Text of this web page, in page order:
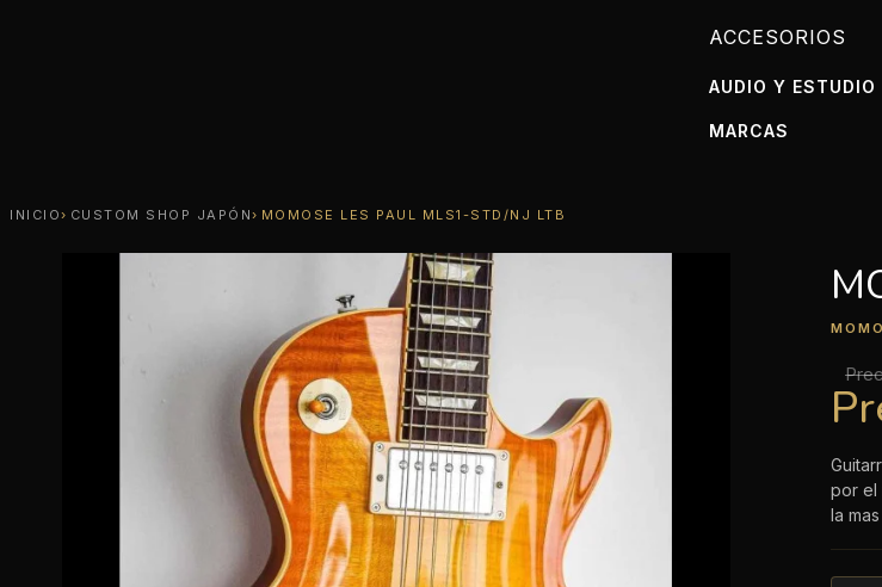
ACCESORIOS
AUDIO Y ESTUDIO
MARCAS
INICIO CUSTOM SHOP JAPÓN MOMOSE LES PAUL MLS1-STD/NJ LTB
por el
la